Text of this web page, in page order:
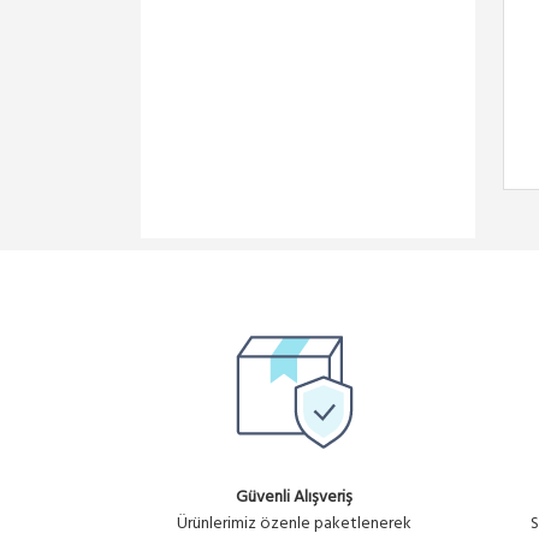
Güvenli Alışveriş
Ürünlerimiz özenle paketlenerek